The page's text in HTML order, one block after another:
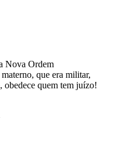
Nova Ordem
que era militar,
obedece quem tem juízo!